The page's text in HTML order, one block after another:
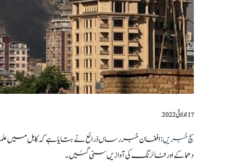
?️1 جولائی 2022
سچ خبریں:افغان خبر رساں ذرائع نے بتایا ہے کہ کابل
دھماکے اور فائرنگ کی آوازیں سنی گئیں۔